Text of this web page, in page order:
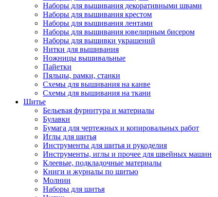
Наборы для вышивания декоративными швами
Наборы для вышивания крестом
Наборы для вышивания лентами
Наборы для вышивания ювелирным бисером
Наборы для вышивки украшений
Нитки для вышивания
Ножницы вышивальные
Пайетки
Пяльцы, рамки, станки
Схемы для вышивания на канве
Схемы для вышивания на ткани
Шитье
Бельевая фурнитура и материалы
Булавки
Бумага для чертежных и копировальных работ
Иглы для шитья
Инструменты для шитья и рукоделия
Инструменты, иглы и прочее для швейных машин
Клеевые, подкладочные материалы
Книги и журналы по шитью
Молнии
Наборы для шитья